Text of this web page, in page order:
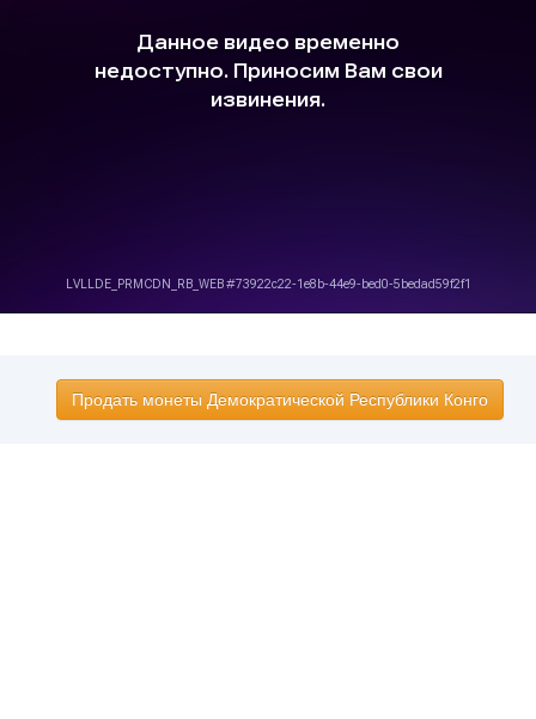
Продать монеты Демократической Республики Конго